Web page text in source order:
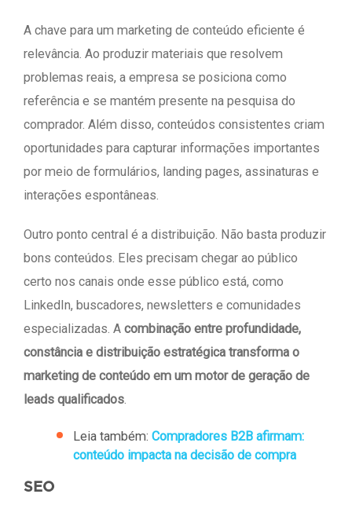
A chave para um marketing de conteúdo eficiente é
relevância. Ao produzir materiais que resolvem
problemas reais, a empresa se posiciona como
referência e se mantém presente na pesquisa do
comprador. Além disso, conteúdos consistentes criam
oportunidades para capturar informações importantes
por meio de formulários, landing pages, assinaturas e
interações espontâneas.
Outro ponto central é a distribuição. Não basta produzir
bons conteúdos. Eles precisam chegar ao público
certo nos canais onde esse público está, como
LinkedIn, buscadores, newsletters e comunidades
especializadas. A combinação entre profundidade,
constância e distribuição estratégica transforma o
marketing de conteúdo em um motor de geração de
leads qualificados.
Leia também: Compradores B2B afirmam:
conteúdo impacta na decisão de compra
SEO